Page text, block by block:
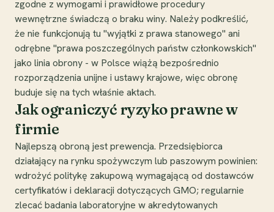
zgodne z wymogami i prawidłowe procedury
wewnętrzne świadczą o braku winy. Należy podkreślić,
że nie funkcjonują tu "wyjątki z prawa stanowego" ani
odrębne "prawa poszczególnych państw członkowskich"
jako linia obrony - w Polsce wiążą bezpośrednio
rozporządzenia unijne i ustawy krajowe, więc obronę
buduje się na tych właśnie aktach.
Jak ograniczyć ryzyko prawne w
firmie
Najlepszą obroną jest prewencja. Przedsiębiorca
działający na rynku spożywczym lub paszowym powinien:
wdrożyć politykę zakupową wymagającą od dostawców
certyfikatów i deklaracji dotyczących GMO; regularnie
zlecać badania laboratoryjne w akredytowanych